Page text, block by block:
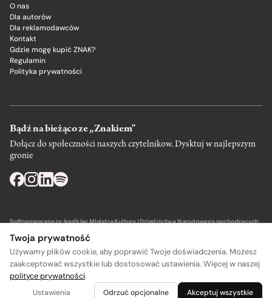
O nas
Dla autorów
Dla reklamodawców
Kontakt
Gdzie mogę kupić ZNAK?
Regulamin
Polityka prywatności
Bądź na bieżąco ze „Znakiem”
Dołącz do społeczności naszych czytelnikow. Dysktuj w najlepszym
gronie
Dofinansowano ze środków Ministra Kultury i Dziedzictwa Narodowego pochodzących
Wydawca: SIW Znak w Krakowie
Twoja prywatność
Używamy plików cookie, aby poprawić Twoje doświadczenia. Możesz
zaakceptować wszystkie lub dostosować ustawienia. Więcej w naszej
polityce prywatności.
Ustawienia Odrzuć opcjonalne Akceptuj wszystkie